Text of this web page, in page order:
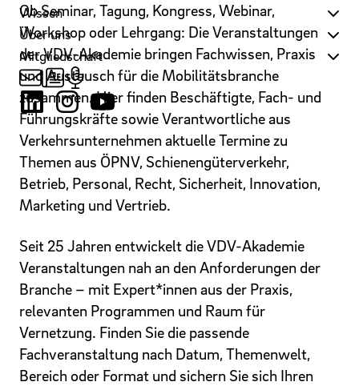
Wissen
Über uns
Mitgliedschaft
Ob Seminar, Tagung, Kongress, Webinar,
Workshop oder Lehrgang: Die Veranstaltungen
der VDV-Akademie bringen Fachwissen, Praxis
und Austausch für die Mobilitätsbranche
zusammen. Hier finden Beschäftigte, Fach- und
Führungskräfte sowie Verantwortliche aus
Verkehrsunternehmen aktuelle Termine zu
Themen aus ÖPNV, Schienengüterverkehr,
Betrieb, Personal, Recht, Sicherheit, Innovation,
Marketing und Vertrieb.
Seit 25 Jahren entwickelt die VDV-Akademie
Veranstaltungen nah an den Anforderungen der
Branche – mit Expert*innen aus der Praxis,
relevanten Programmen und Raum für
Vernetzung. Finden Sie die passende
Fachveranstaltung nach Datum, Themenwelt,
Bereich oder Format und sichern Sie sich Ihren